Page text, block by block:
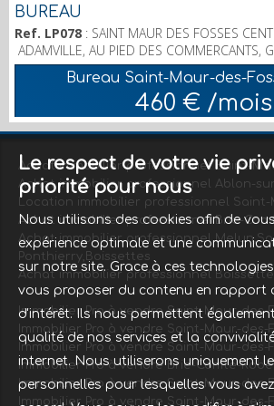
BUREAU
Ref. LP078 : SAINT MAUR DES FOSSES
ADAMVILLE, AU PIED DES COMMERCANTS,
MIN. L'AGENCE ALL IMMO VOUS PROPOSE
M2 ENV. SITUE A L'ENTRESOL D'UN
PARKING. LOYER 460 € + 90 € PROVISIONS
CHAUFFAGE INCLUS. AGENCE ALL IMMO
CAVELL 94100 SAINT MAUR DES FOSSES;
Bureau Saint-Maur-des-
460 € /mois
Achat immobilier professionnel Saint-
Achat immobilier professionnel Ablon-
Location immobilier professionnel Saint-
Achat immobilier professionnel Brie-
Achat immobilier professionnel
Ponthierry,Boissettes
Achat immobilier professionnel
Immobilier Pro à vendre Saint-Maur-des-
Immobilier Pro à vendre Saint-Maur-des-
Immobilier Pro à vendre Saint-Maur-des-
Immobilier Pro à vendre Brie-Comte-
Immobilier Pro à vendre Saint-Maur-des-
Immobilier Pro à vendre Saint-Maur-des-
Le respect de votre vie
priorité pour nous
Nous utilisons des cookies afin de
expérience optimale et une
sur notre site. Grace à ces
vous proposer du contenu en rapport
d'intérêt. Ils nous permettent
qualité de nos services et la
internet. Nous utiliserons uniquement
personnelles pour lesquelles vous